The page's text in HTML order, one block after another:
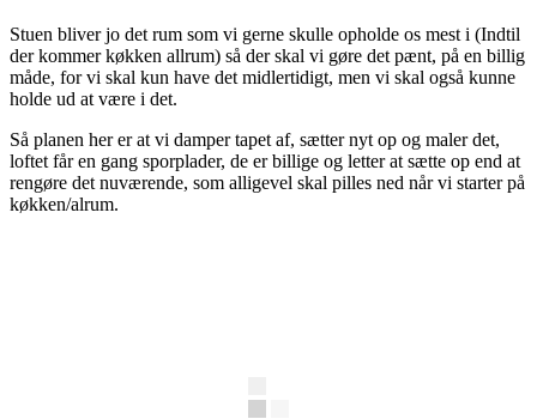
Stuen bliver jo det rum som vi gerne skulle opholde os mest i (Indtil
der kommer køkken allrum) så der skal vi gøre det pænt, på en billig
måde, for vi skal kun have det midlertidigt, men vi skal også kunne
holde ud at være i det.
Så planen her er at vi damper tapet af, sætter nyt op og maler det,
loftet får en gang sporplader, de er billige og letter at sætte op end at
rengøre det nuværende, som alligevel skal pilles ned når vi starter på
køkken/alrum.